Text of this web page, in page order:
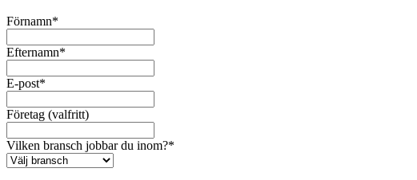
Förnamn*
Efternamn*
E-post*
Företag (valfritt)
Vilken bransch jobbar du inom?*